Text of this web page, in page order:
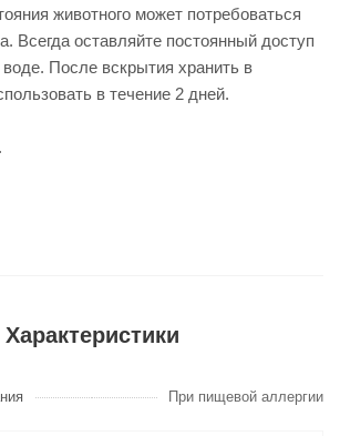
животного может потребоваться
Всегда оставляйте постоянный доступ
воде. После вскрытия хранить в
в течение 2 дней.
Характеристики
При пищевой аллергии